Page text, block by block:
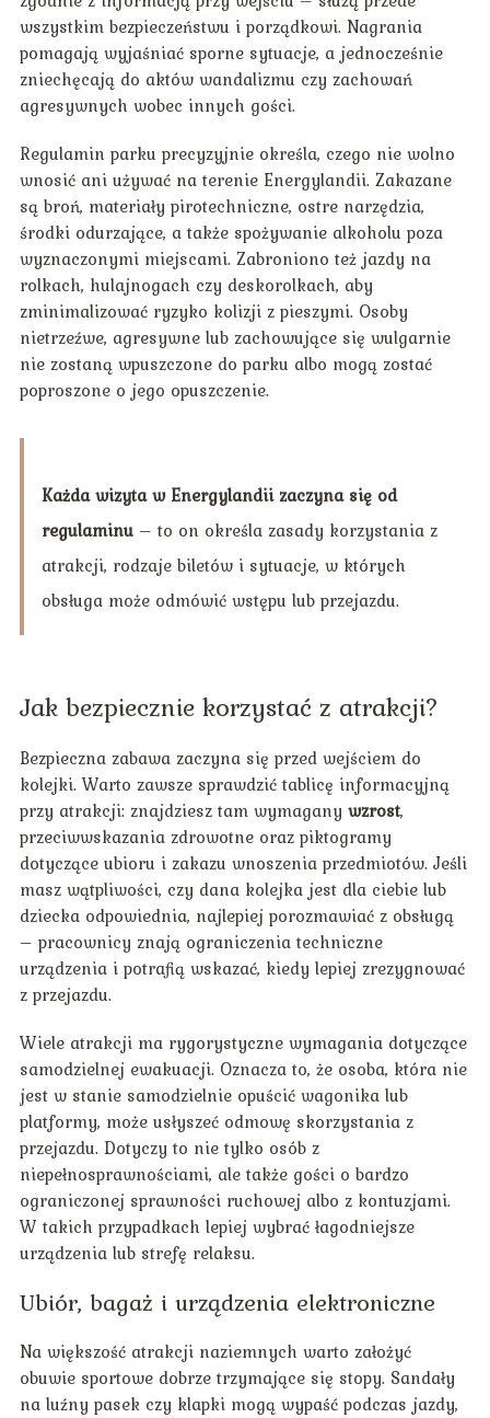
wszystkim bezpieczeństwu i porządkowi. Nagrania
pomagają wyjaśniać sporne sytuacje, a jednocześnie
zniechęcają do aktów wandalizmu czy zachowań
agresywnych wobec innych gości.
Regulamin parku precyzyjnie określa, czego nie wolno
wnosić ani używać na terenie Energylandii. Zakazane
są broń, materiały pirotechniczne, ostre narzędzia,
środki odurzające, a także spożywanie alkoholu poza
wyznaczonymi miejscami. Zabroniono też jazdy na
rolkach, hulajnogach czy deskorolkach, aby
zminimalizować ryzyko kolizji z pieszymi. Osoby
nietrzeźwe, agresywne lub zachowujące się wulgarnie
nie zostaną wpuszczone do parku albo mogą zostać
poproszone o jego opuszczenie.
Każda wizyta w Energylandii zaczyna się od
regulaminu– to on określa zasady korzystania z
atrakcji, rodzaje biletów i sytuacje, w których
obsługa może odmówić wstępu lub przejazdu.
Jak bezpiecznie korzystać z atrakcji?
Bezpieczna zabawa zaczyna się przed wejściem do
kolejki. Warto zawsze sprawdzić tablicę informacyjną
przy atrakcji: znajdziesz tam wymagany wzrost,
przeciwwskazania zdrowotne oraz piktogramy
dotyczące ubioru i zakazu wnoszenia przedmiotów. Jeśli
masz wątpliwości, czy dana kolejka jest dla ciebie lub
dziecka odpowiednia, najlepiej porozmawiać z obsługą
– pracownicy znają ograniczenia techniczne
urządzenia i potrafią wskazać, kiedy lepiej zrezygnować
z przejazdu.
Wiele atrakcji ma rygorystyczne wymagania dotyczące
samodzielnej ewakuacji. Oznacza to, że osoba, która nie
jest w stanie samodzielnie opuścić wagonika lub
platformy, może usłyszeć odmowę skorzystania z
przejazdu. Dotyczy to nie tylko osób z
niepełnosprawnościami, ale także gości o bardzo
ograniczonej sprawności ruchowej albo z kontuzjami.
W takich przypadkach lepiej wybrać łagodniejsze
urządzenia lub strefę relaksu.
Ubiór, bagaż i urządzenia elektroniczne
Na większość atrakcji naziemnych warto założyć
obuwie sportowe dobrze trzymające się stopy. Sandały
na luźny pasek czy klapki mogą wypaść podczas jazdy,